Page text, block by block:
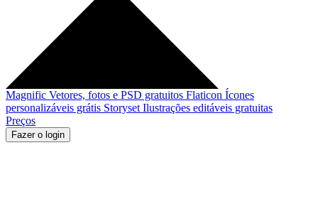
Magnific Vetores, fotos e PSD gratuitos Flaticon Ícones
personalizáveis grátis Storyset Ilustrações editáveis gratuitas
Preços
Fazer o login